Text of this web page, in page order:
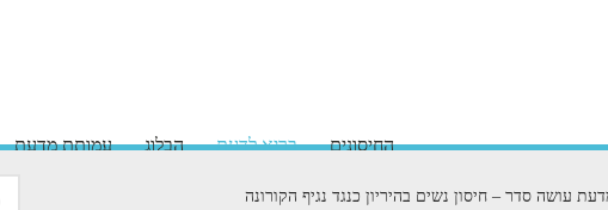
החיסונים בריא לדעת הבלוג עמותת מדעת
עושה סדר – חיסון נשים בהיריון כנגד נגיף הקורונה